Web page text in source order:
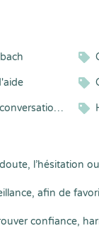
Hypnose conversationnelle
l’hésitation
afin de
confiance,